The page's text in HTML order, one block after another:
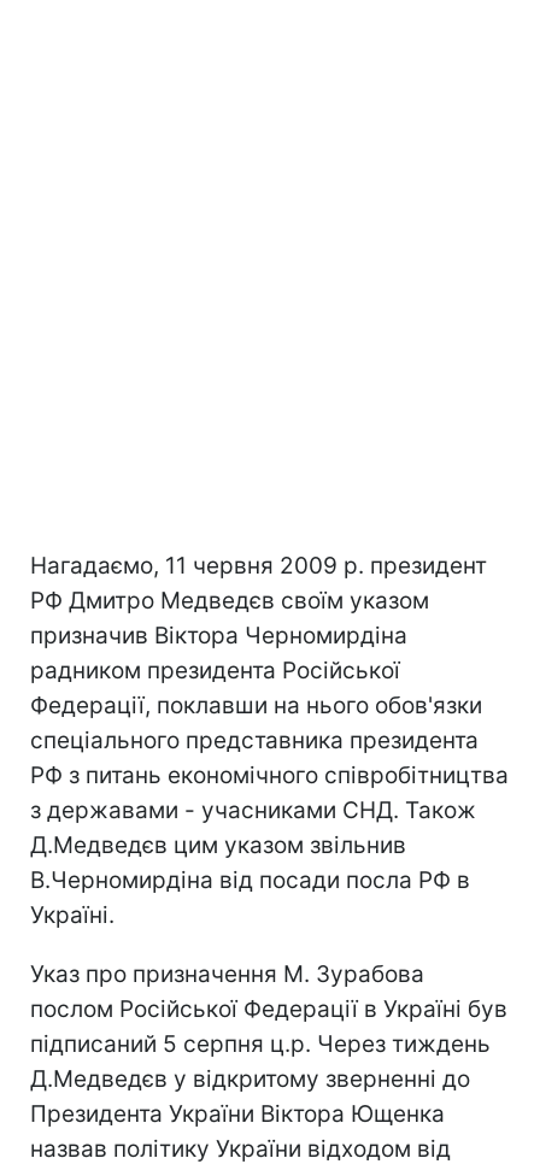
Нагадаємо, 11 червня 2009 р. президент
РФ Дмитро Медведєв своїм указом
призначив Віктора Черномирдіна
радником президента Російської
Федерації, поклавши на нього обов'язки
спеціального представника президента
РФ з питань економічного співробітництва
з державами - учасниками СНД. Також
Д.Медведєв цим указом звільнив
В.Черномирдіна від посади посла РФ в
Україні.
Указ про призначення М. Зурабова
послом Російської Федерації в Україні був
підписаний 5 серпня ц.р. Через тиждень
Д.Медведєв у відкритому зверненні до
Президента України Віктора Ющенка
назвав політику України відходом від